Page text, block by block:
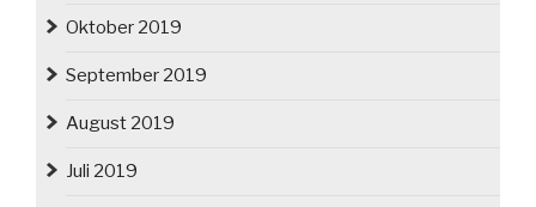
Oktober 2019
September 2019
August 2019
Juli 2019